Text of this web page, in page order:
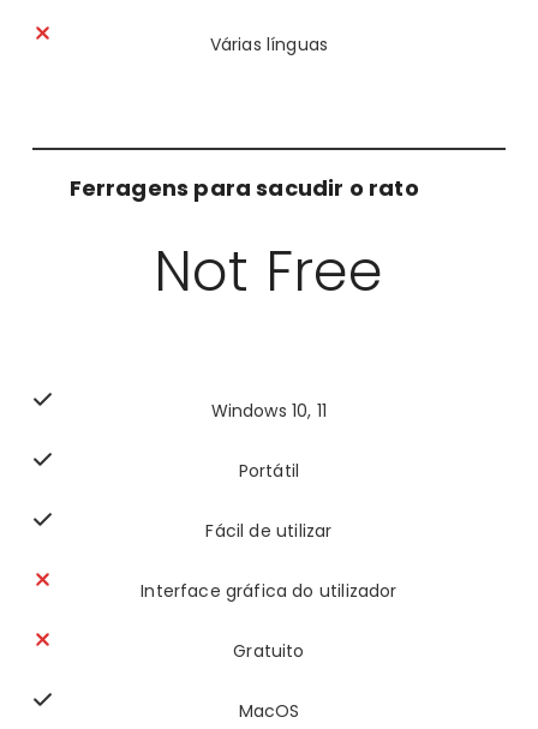
Várias línguas
Ferragens para sacudir o rato
Not Free
Windows 10, 11
Portátil
Fácil de utilizar
Interface gráfica do utilizador
Gratuito
MacOS